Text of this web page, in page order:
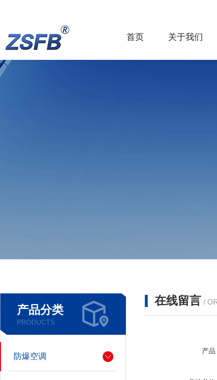
首页 关于我们
产品分类
PRODUCTS
防爆空调
在线留言 /
产品